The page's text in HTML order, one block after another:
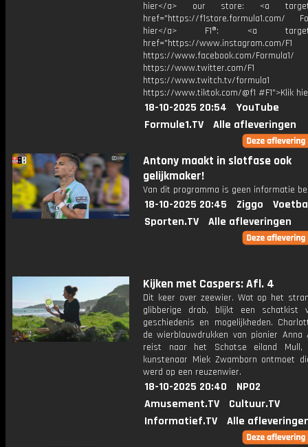
hier</a> our store: <a
href="https://f1store.formula1.com/
hier</a> F1®: <a
href="https://www.instagram.com/F1
https://www.facebook.com/Formula1/
https://www.twitter.com/F1
https://www.twitch.tv/formula1
https://www.tiktok.com/@f1 #F1">Klik
18-10-2025 20:54
YouTube
Formule1.TV
Alle afleveringen
Antony maakt in slotfase ook
gelijkmaker!
Van dit programma is geen informatie
18-10-2025 20:45 Ziggo
Sporten.TV
Alle afleveringen
Kijken met Caspers: Afl. 4
Dit keer over zeewier. Wat op het
glibberige drab, blijkt een schatkist
geschiedenis en mogelijkheden.
de wierblauwdrukken van pionier Anna
reist naar het Schotse eiland
kunstenaar Miek Zwamborn ontmoet
werd op een reuzenwier.
18-10-2025 20:40
NPO2
Amusement.TV
Cultuur.TV
Informatief.TV
Alle